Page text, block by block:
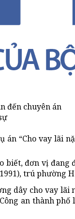
đến chuyên án
án “Cho vay lãi
biết, đơn vị
trú phường
dây cho vay lãi
an thành